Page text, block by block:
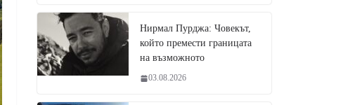
Нирмал Пурджа: Човекът,
който премести границата
на възможното
03.08.2026